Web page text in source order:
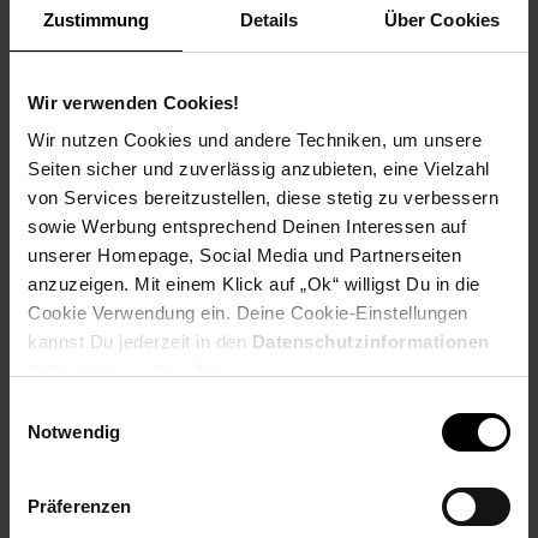
Zustimmung Details Über Cookies
Wir verwenden Cookies!
Wir nutzen Cookies und andere Techniken, um unsere
Seiten sicher und zuverlässig anzubieten, eine Vielzahl
von Services bereitzustellen, diese stetig zu verbessern
sowie Werbung entsprechend Deinen Interessen auf
unserer Homepage, Social Media und Partnerseiten
anzuzeigen. Mit einem Klick auf „Ok“ willigst Du in die
Cookie Verwendung ein. Deine Cookie-Einstellungen
kannst Du jederzeit in den Datenschutzinformationen
Notwendig
Präferenzen
Hängeschrank 30 cm, mit einer Tür, und drei Einlegeböden.
mit Anti Fingerprint Beschichtung
Korpusausführung: Spanplatte Laminat.
Korpusfarbe: Schwarz matt
Griff: Metall Schwarz matt
Scharniere mit Dämpfer, für leises schließen der Türen.
Maße: Breite 30 cm / Tiefe ca. 31 cm / Höhe ca. 90 cm.